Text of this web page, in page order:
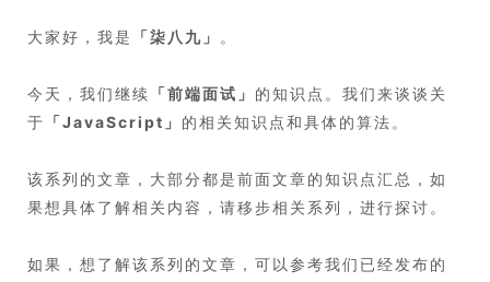
大家好，我是 「柒八九 」 。
今天，我们继续 「前端面试 」 的知识点。我们来谈谈关
于 「JavaScript 」 的相关知识点和具体的算法。
该系列的文章，大部分都是前面文章的知识点汇总，如
果想具体了解相关内容，请移步相关系列，进行探讨。
如果，想了解该系列的文章，可以参考我们已经发布的